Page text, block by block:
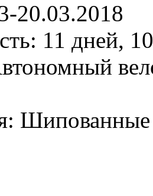
20.03.2018
11 дней,